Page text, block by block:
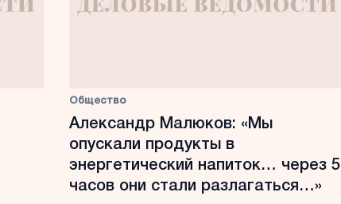
Общество
Александр Малюков: «Мы
опускали продукты в
энергетический напиток… через 5
часов они стали разлагаться…»